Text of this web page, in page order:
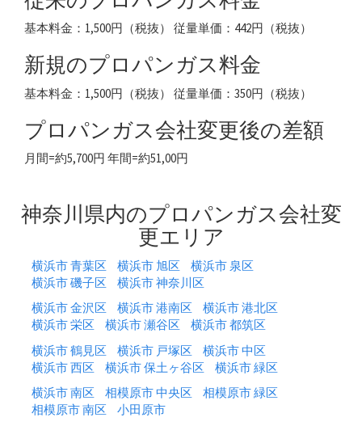
基本料金：1,500円（税抜） 従量単価：442円（税抜）
新規のプロパンガス料金
基本料金：1,500円（税抜） 従量単価：350円（税抜）
プロパンガス会社変更後の差額
月間=約5,700円 年間=約51,00円
神奈川県内のプロパンガス会社変
更エリア
横浜市 青葉区 横浜市 旭区
横浜市 泉区
横浜市 磯子区
横浜市 神奈川区
横浜市 金沢区
横浜市 港南区
横浜市 港北区
横浜市 栄区
横浜市 瀬谷区
横浜市 都筑区
横浜市 鶴見区
横浜市 戸塚区
横浜市 中区
横浜市 西区
横浜市 保土ヶ谷区
横浜市 緑区
横浜市 南区
相模原市 中央区
相模原市 緑区
相模原市 南区
小田原市